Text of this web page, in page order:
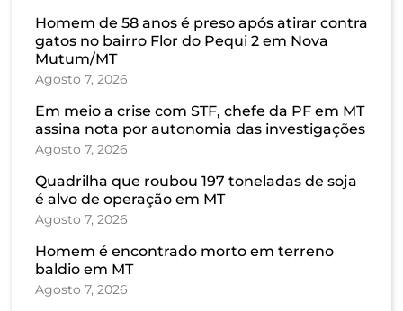
Homem de 58 anos é preso após atirar contra
gatos no bairro Flor do Pequi 2 em Nova
Mutum/MT
Agosto 7, 2026
Em meio a crise com STF, chefe da PF em MT
assina nota por autonomia das investigações
Agosto 7, 2026
Quadrilha que roubou 197 toneladas de soja
é alvo de operação em MT
Agosto 7, 2026
Homem é encontrado morto em terreno
baldio em MT
Agosto 7, 2026